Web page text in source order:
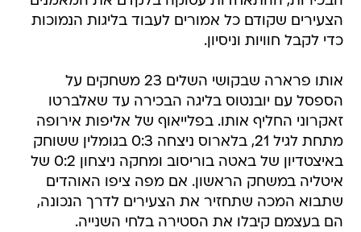
הצעירים שקודם כל אמורים לעבוד בליגות הנמוכות
כדי לקבל חוויות וניסיון.
אותו פרארה שבקושי השלים 23 משחקים על
הספסל עם יובנטוס בליגה הבכירה עד שאלברטו
זאקרוני החליף אותו. בפלייאוף של אליפות אירופה
מתחת לגיל 21, בלארוס ניצחה 0:3 בגומלין ששוחק
באיצטדיון של באטה בוריסוב ומחקה ניצחון 0:2 של
איטליה במשחק הראשון. אם מפה ציפו האוהדים
שתבוא המכה שתחזיר את הצעירים לדרך הנכונה,
הם בעצמם קיבלו את הסטירה בלחי השנייה.